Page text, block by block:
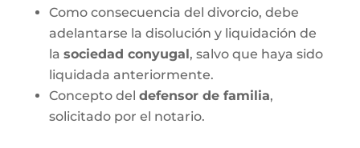
Como consecuencia del divorcio, debe
adelantarse la disolución y liquidación de
la sociedad conyugal, salvo que haya sido
liquidada anteriormente.
Concepto del defensor de familia,
solicitado por el notario.